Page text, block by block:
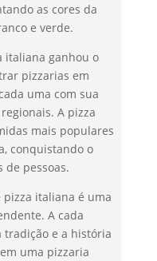
as cores da
e verde.
italiana ganhou o
pizzarias em
uma com sua
A pizza
mais populares
conquistando o
de pessoas.
italiana é uma
A cada
tradição e a história
uma pizzaria